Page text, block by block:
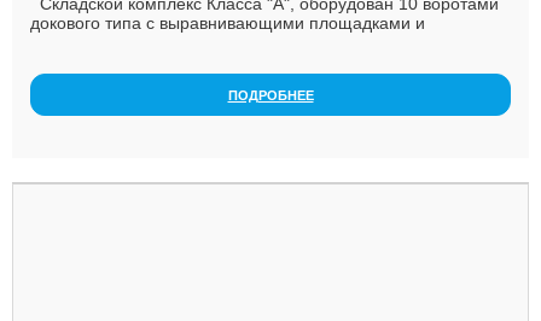
докового типа с выравнивающими площадками и
ПОДРОБНЕЕ